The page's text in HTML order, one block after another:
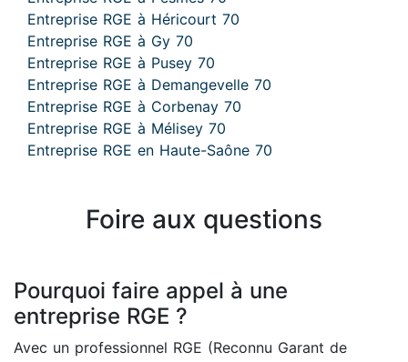
Entreprise RGE à Héricourt 70
Entreprise RGE à Gy 70
Entreprise RGE à Pusey 70
Entreprise RGE à Demangevelle 70
Entreprise RGE à Corbenay 70
Entreprise RGE à Mélisey 70
Entreprise RGE en Haute-Saône 70
Foire aux questions
Pourquoi faire appel à une
entreprise RGE ?
Avec un professionnel RGE (Reconnu Garant de